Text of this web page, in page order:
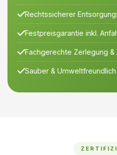
Rechtssicherer
Festpreisgarantie inkl.
Fachgerechte Zerlegung
Sauber & Umweltfreundlich